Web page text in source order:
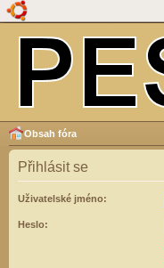
Obsah fóra
Přihlásit se
Uživatelské jméno:
Heslo: